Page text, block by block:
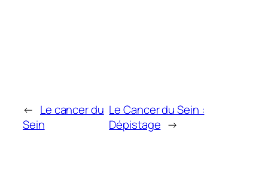
← Le cancer du
Sein
Le Cancer du Sein :
Dépistage →